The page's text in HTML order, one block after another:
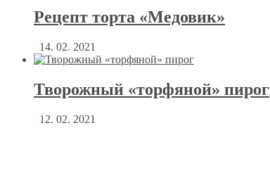
Рецепт торта «Медовик»
14. 02. 2021
Творожный «торфяной» пирог
12. 02. 2021